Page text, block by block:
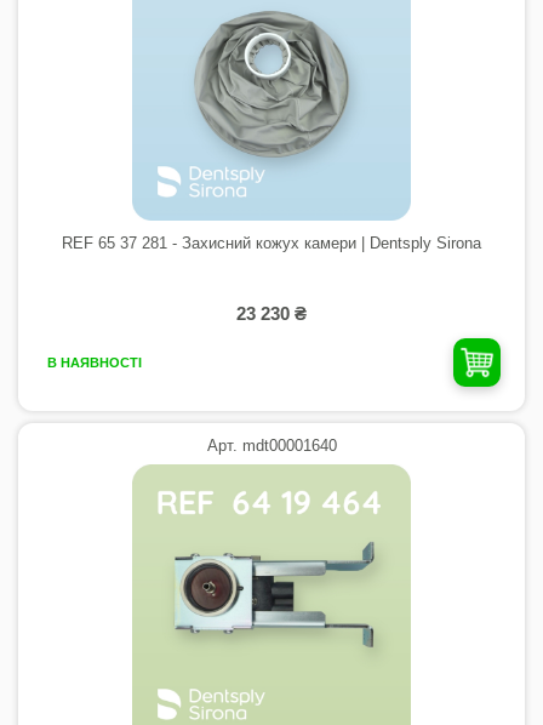
REF 65 37 281 - Захисний кожух камери | Dentsply Sirona
23 230 ₴
В НАЯВНОСТІ
Арт. mdt00001640